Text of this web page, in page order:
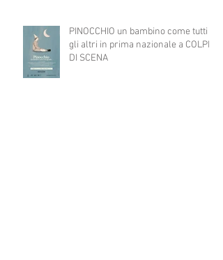
PINOCCHIO un bambino come tutti
gli altri in prima nazionale a COLPI
DI SCENA